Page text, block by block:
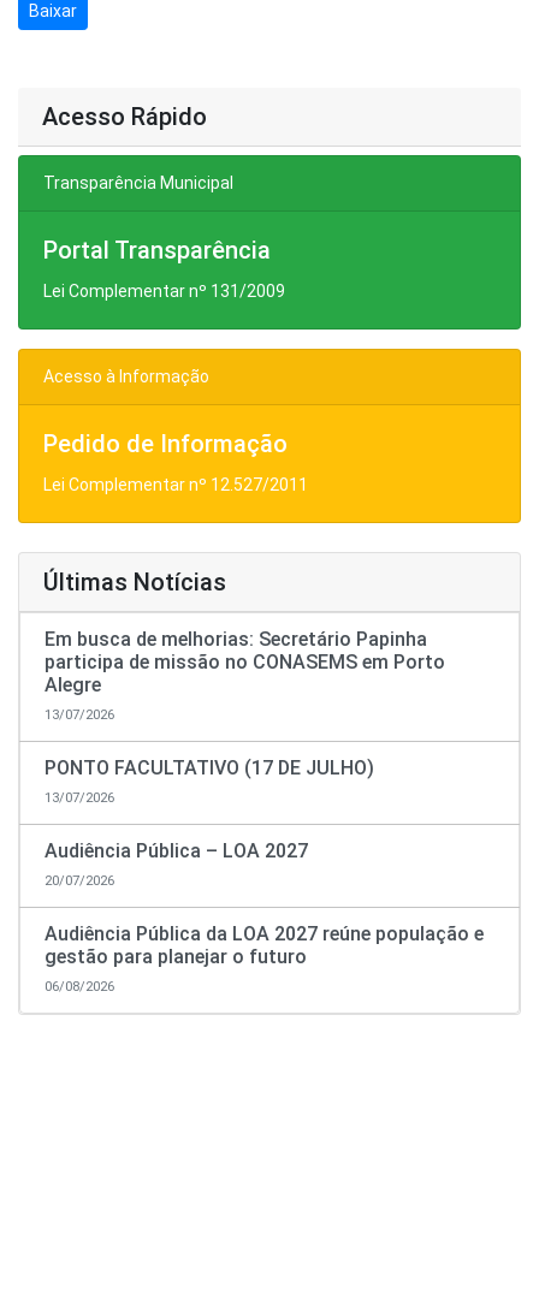
Baixar
Acesso Rápido
Transparência Municipal
Portal Transparência
Lei Complementar nº 131/2009
Acesso à Informação
Pedido de Informação
Lei Complementar nº 12.527/2011
Últimas Notícias
Em busca de melhorias: Secretário Papinha
participa de missão no CONASEMS em Porto
Alegre
13/07/2026
PONTO FACULTATIVO (17 DE JULHO)
13/07/2026
Audiência Pública – LOA 2027
20/07/2026
Audiência Pública da LOA 2027 reúne população e
gestão para planejar o futuro
06/08/2026